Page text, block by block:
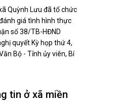
Quỳnh Lưu đã tổ chức
giá tình hình thực
số 38/TB-HĐND
quyết Kỳ họp thứ 4,
Bộ - Tỉnh ủy viên, Bí
tin ở xã miền